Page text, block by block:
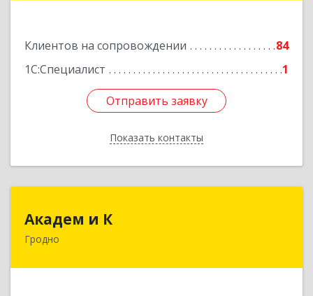
Клиентов на сопровождении
84
1С:Специалист
1
Отправить заявку
Показать контакты
Отправить заявку
Назад
Академ и К
Гродно
Республика Беларусь, г. Гродно, ул. Мостовая,